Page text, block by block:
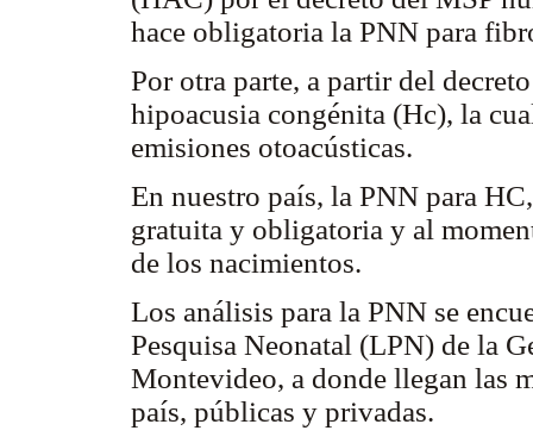
hace obligatoria la PNN para
Por otra parte, a partir del
hipoacusia congénita (Hc), la
emisiones otoacústicas.
En nuestro país, la PNN para
gratuita y obligatoria y al
de los nacimientos.
Los análisis para la PNN se
Pesquisa Neonatal (LPN) de la
Montevideo, a donde llegan las
país, públicas y privadas.